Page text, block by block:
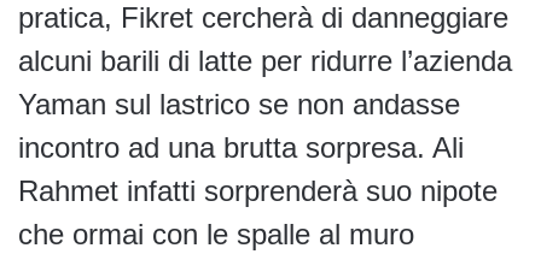
pratica, Fikret cercherà di danneggiare
alcuni barili di latte per ridurre l’azienda
Yaman sul lastrico se non andasse
incontro ad una brutta sorpresa. Ali
Rahmet infatti sorprenderà suo nipote
che ormai con le spalle al muro